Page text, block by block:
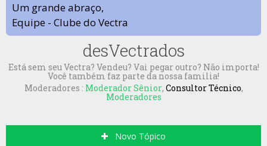
Um grande abraço,
Equipe - Clube do Vectra
desVectrados
Está sem seu Vectra? Vendeu? Vai pegar outro? Não importa!
Você também faz parte da nossa familia!
Moderadores : Moderador Sênior, Consultor Técnico,
Moderadores
Novo Tópico